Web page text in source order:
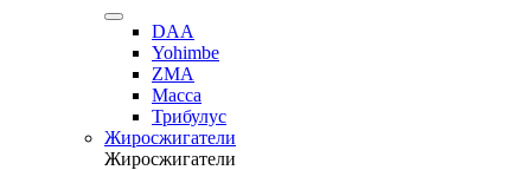
DAA
Yohimbe
ZMA
Масса
Трибулус
Жиросжигатели
Жиросжигатели